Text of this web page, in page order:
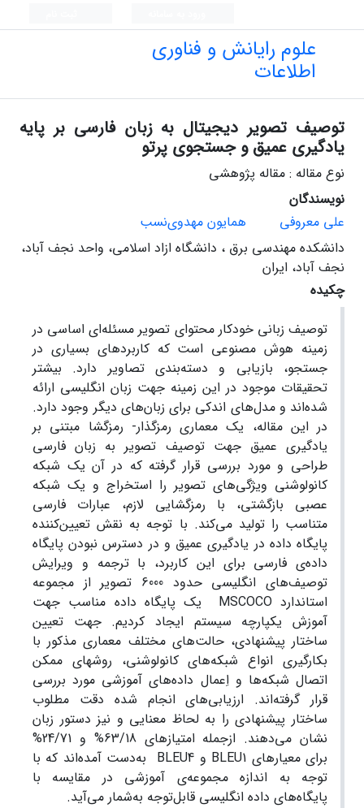
علوم رایانش و فناوری
اطلاعات
توصیف تصویر دیجیتال به زبان فارسی بر پایه
یادگیری عمیق و جستجوی پرتو
نوع مقاله : مقاله پژوهشی
نویسندگان
علی معروفی
همایون مهدوی‌نسب
دانشکده مهندسی برق ، دانشگاه ازاد اسلامی، واحد نجف آباد،
نجف آباد، ایران
چکیده
توصیف زبانی خودکار محتوای تصویر مسئله‌ای اساسی در
زمینه هوش مصنوعی است که کاربردهای بسیاری در
جستجو، بازیابی و دسته‌بندی تصاویر دارد. بیشتر
تحقیقات موجود در این زمینه جهت زبان انگلیسی ارائه
شده‌اند و مدل‌های اندکی برای زبان‌های دیگر وجود دارد.
در این مقاله، یک معماری رمزگذار- رمزگشا مبتنی بر
یادگیری عمیق جهت توصیف تصویر به زبان فارسی
طراحی و مورد بررسی قرار گرفته که در آن یک شبکه
کانولوشنی ویژگی‌های تصویر را استخراج و یک شبکه
عصبی بازگشتی، با رمزگشایی لازم، عبارات فارسی
متناسب را تولید می‌کند. با توجه به نقش تعیین‌کننده
پایگاه داده در یادگیری عمیق و در دسترس نبودن پایگاه
داده‌ی فارسی برای این کاربرد، با ترجمه و ویرایش
توصیف‌های انگلیسی حدود 6000 تصویر از مجموعه
استاندارد MSCOCO یک پایگاه داده مناسب جهت
آموزش یکپارچه سیستم ایجاد کردیم. جهت تعیین
ساختار پیشنهادی، حالت‌های مختلف معماری مذکور با
بکارگیری انواع شبکه‌های کانولوشنی، روشهای ممکن
اتصال شبکه‌ها و اِعمال داده‌های آموزشی مورد بررسی
قرار گرفته‌اند. ارزیابی‌های انجام شده دقت مطلوب
ساختار پیشنهادی را به لحاظ معنایی و نیز دستور زبان
نشان می‌دهند. از‌جمله امتیازهای 63/18% و 24/71%
برای معیارهای BLEU1 و BLEU4 به‌دست آمده‌اند که با
توجه به اندازه مجموعه‌ی آموزشی در مقایسه با
پایگاه‌های داده انگلیسی قابل‌توجه به‌شمار می‌آید.